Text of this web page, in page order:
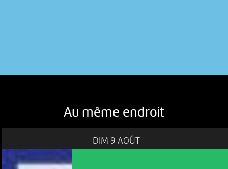
Au même endroit
DIM 9 AOÛT